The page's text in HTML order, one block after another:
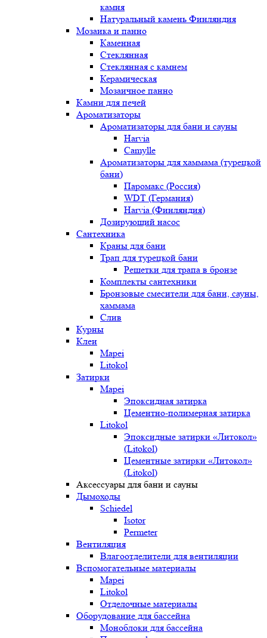
камня
Натуральный камень Финляндия
Мозаика и панно
Каменная
Стеклянная
Стеклянная с камнем
Керамическая
Мозаичное панно
Камни для печей
Ароматизаторы
Ароматизаторы для бани и сауны
Harvia
Camylle
Ароматизаторы для хаммама (турецкой
бани)
Паромакс (Россия)
WDT (Германия)
Harvia (Финляндия)
Дозирующий насос
Сантехника
Краны для бани
Трап для турецкой бани
Решетки для трапа в бронзе
Комплекты сантехники
Бронзовые смесители для бани, сауны,
хаммама
Слив
Курны
Клеи
Mapei
Litokol
Затирки
Mapei
Эпоксидная затирка
Цементно-полимерная затирка
Litokol
Эпоксидные затирки «Литокол»
(Litokol)
Цементные затирки «Литокол»
(Litokol)
Аксессуары для бани и сауны
Дымоходы
Schiedel
Isotor
Permeter
Вентиляция
Влагоотделители для вентиляции
Вспомогательные материалы
Mapei
Litokol
Отделочные материалы
Оборудование для бассейна
Моноблоки для бассейна